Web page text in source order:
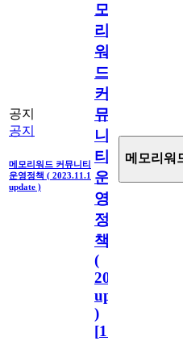
공지
공지
메모리워드 커뮤니티
운영정책 ( 2023.11.1
update )
모
리
워
드
커
뮤
니
티
운
영
정
책
(
2023.11.1
update
)
[110
메모리워